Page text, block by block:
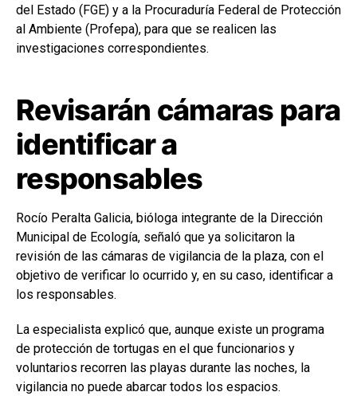
del Estado (FGE) y a la Procuraduría Federal de Protección
al Ambiente (Profepa), para que se realicen las
investigaciones correspondientes.
Revisarán cámaras para
identificar a
responsables
Rocío Peralta Galicia, bióloga integrante de la Dirección
Municipal de Ecología, señaló que ya solicitaron la
revisión de las cámaras de vigilancia de la plaza, con el
objetivo de verificar lo ocurrido y, en su caso, identificar a
los responsables.
La especialista explicó que, aunque existe un programa
de protección de tortugas en el que funcionarios y
voluntarios recorren las playas durante las noches, la
vigilancia no puede abarcar todos los espacios.